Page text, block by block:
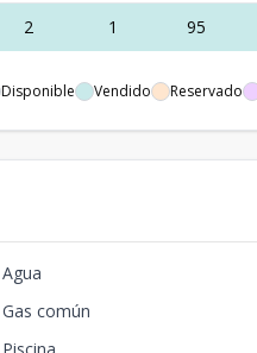
2 1 95
Disponible Vendido Reservado
Agua
Gas común